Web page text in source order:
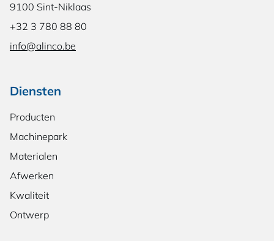
9100 Sint-Niklaas
+32 3 780 88 80
info@alinco.be
Diensten
Producten
Machinepark
Materialen
Afwerken
Kwaliteit
Ontwerp